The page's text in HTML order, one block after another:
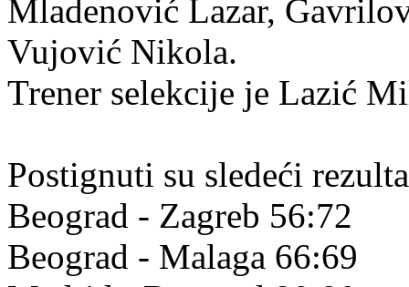
Mladenović Lazar,
Vujović Nikola.
Trener selekcije je Lazić
Postignuti su sledeći
Beograd - Zagreb 56:72
Beograd - Malaga 66:69